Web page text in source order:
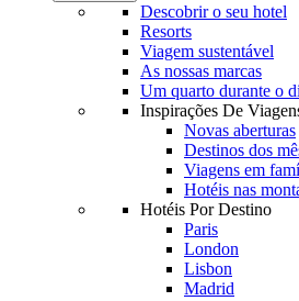
Descobrir o seu hotel
Resorts
Viagem sustentável
As nossas marcas
Um quarto durante o
Inspirações De
Novas aberturas
Destinos dos
Viagens em
Hotéis nas
Hotéis Por Destino
Paris
London
Lisbon
Madrid